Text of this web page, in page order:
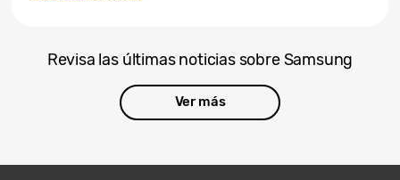
Revisa las últimas noticias sobre Samsung
Ver más